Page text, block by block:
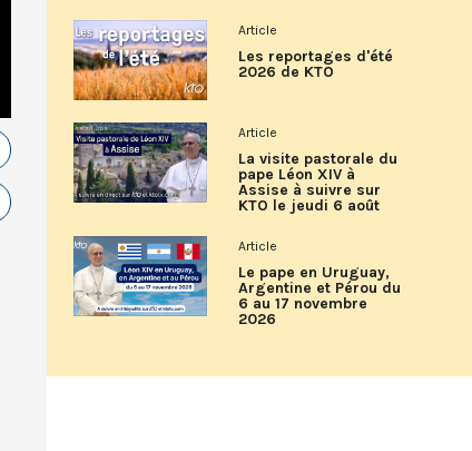
Article
Les reportages d'été
2026 de KTO
Article
La visite pastorale du
pape Léon XIV à
Assise à suivre sur
KTO le jeudi 6 août
Article
Le pape en Uruguay,
Argentine et Pérou du
6 au 17 novembre
2026